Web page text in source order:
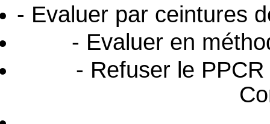
- Evaluer par ceintures
- Evaluer en
- Refuser le